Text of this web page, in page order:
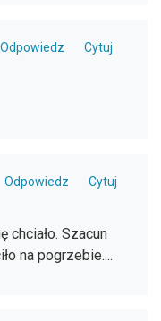
Odpowiedz
Cytuj
Odpowiedz
Cytuj
chciało. Szacun
na pogrzebie....